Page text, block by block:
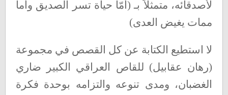
لأصدقائه، متمثلاً بـ (أمّا حياة تسر الصديق وأما
ممات يغيض العدى)
لا استطيع الكتابة عن كل القصص في مجموعة
(رهان عقابيل) للقاص العراقي الكبير ضاري
الغضبان، ومدى تنوعه والتزامه بوحدة فكرة